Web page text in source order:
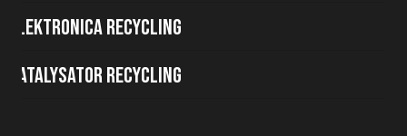
Elektronica recycling
Katalysator recycling